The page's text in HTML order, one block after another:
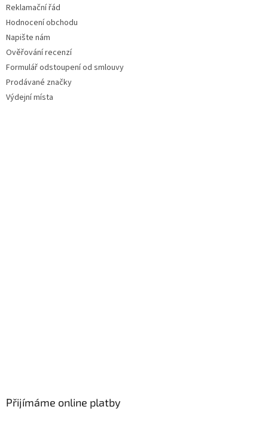
Reklamační řád
Hodnocení obchodu
Napište nám
Ověřování recenzí
Formulář odstoupení od smlouvy
Prodávané značky
Výdejní místa
Přijímáme online platby